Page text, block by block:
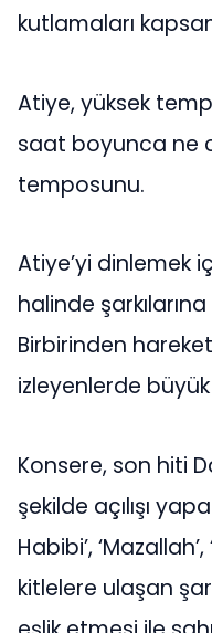
kutlamaları
Atiye, yüksek
saat boyunca ne
temposunu.
Atiye’yi dinlemek
halinde
Birbirinden
izleyenlerde büyük
Konsere, son hiti
şekilde açılışı
Habibi’,
kitlelere ulaşan